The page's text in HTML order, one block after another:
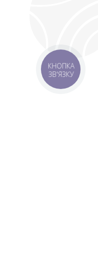
КНОПКА
ЗВ'ЯЗКУ